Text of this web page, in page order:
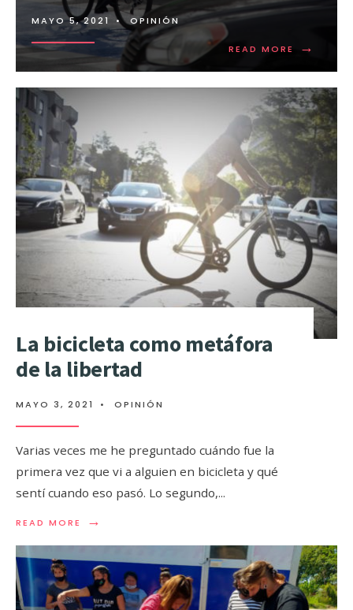
MAYO 5, 2021 • OPINIÓN
READ MORE →
La bicicleta como metáfora
de la libertad
MAYO 3, 2021 • OPINIÓN
Varias veces me he preguntado cuándo fue la
primera vez que vi a alguien en bicicleta y qué
sentí cuando eso pasó. Lo segundo,...
READ MORE →